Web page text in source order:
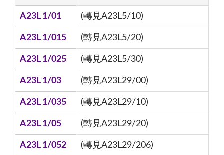
A23L 1/01 (轉見A23L5/10)
A23L 1/015 (轉見A23L5/20)
A23L 1/025 (轉見A23L5/30)
A23L 1/03 (轉見A23L29/00)
A23L 1/035 (轉見A23L29/10)
A23L 1/05 (轉見A23L29/20)
A23L 1/052 (轉見A23L29/206)